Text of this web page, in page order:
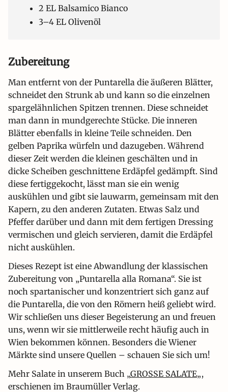
2 EL Balsamico Bianco
3–4 EL Olivenöl
Zubereitung
Man entfernt von der Puntarella die äußeren Blätter,
schneidet den Strunk ab und kann so die einzelnen
spargelähnlichen Spitzen trennen. Diese schneidet
man dann in mundgerechte Stücke. Die inneren
Blätter ebenfalls in kleine Teile schneiden. Den
gelben Paprika würfeln und dazugeben. Während
dieser Zeit werden die kleinen geschälten und in
dicke Scheiben geschnittene Erdäpfel gedämpft. Sind
diese fertiggekocht, lässt man sie ein wenig
auskühlen und gibt sie lauwarm, gemeinsam mit den
Kapern, zu den anderen Zutaten. Etwas Salz und
Pfeffer darüber und dann mit dem fertigen Dressing
vermischen und gleich servieren, damit die Erdäpfel
nicht auskühlen.
Dieses Rezept ist eine Abwandlung der klassischen
Zubereitung von „Puntarella alla Romana“. Sie ist
noch spartanischer und konzentriert sich ganz auf
die Puntarella, die von den Römern heiß geliebt wird.
Wir schließen uns dieser Begeisterung an und freuen
uns, wenn wir sie mittlerweile recht häufig auch in
Wien bekommen können. Besonders die Wiener
Märkte sind unsere Quellen – schauen Sie sich um!
Mehr Salate in unserem Buch „GROSSE SALATE„,
erschienen im Braumüller Verlag.